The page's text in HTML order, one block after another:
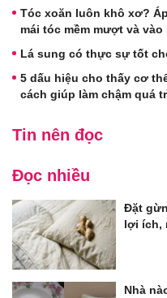
Tóc xoăn luôn khô xơ?
mái tóc mềm mượt và vào
Lá sung có thực sự tốt
5 dấu hiệu cho thấy cơ
cách giúp làm chậm quá
Tin nên đọc
Đọc nhiều
Đặt
lợi ích,
Nhà